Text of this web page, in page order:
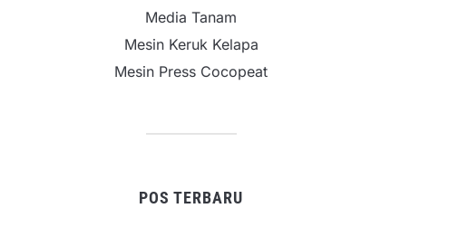
Media Tanam
Mesin Keruk Kelapa
Mesin Press Cocopeat
POS TERBARU